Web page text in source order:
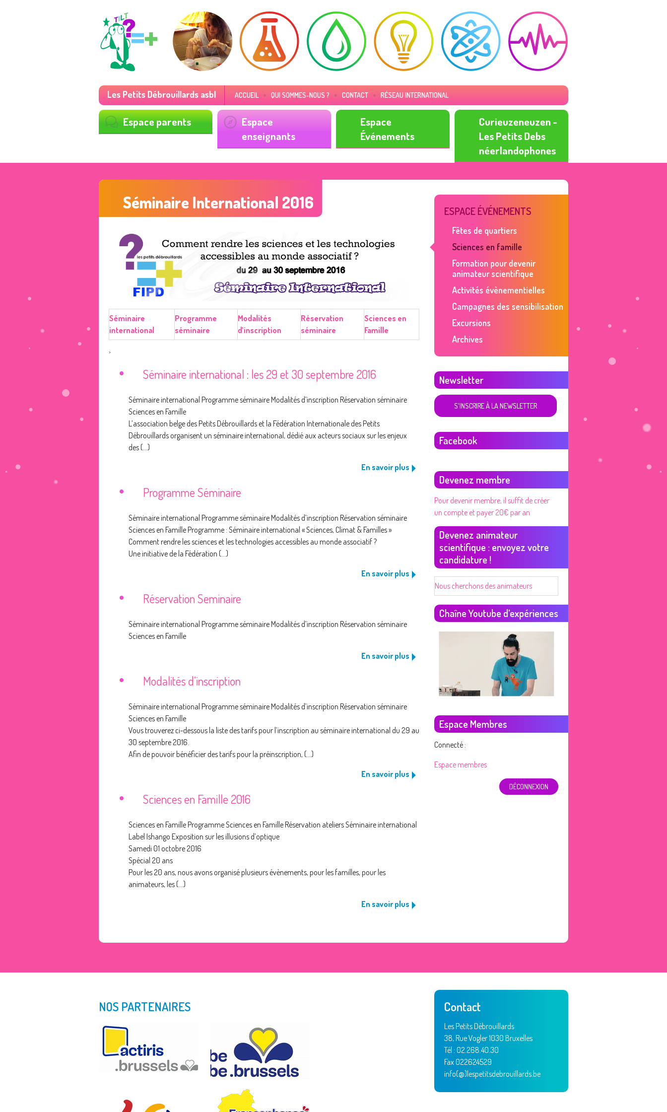
Les Petits Débrouillards asbl ACCUEIL QUI SOMMES-NOUS ? CONTACT RÉSEAU INTERNATIONAL
Espace parents
Espace
enseignants
Espace
Événements
Curieuzeneuzen -
Les Petits Debs
néerlandophones
Séminaire International 2016
Séminaire
international
Programme
séminaire
Modalités
d’inscription
Réservation
séminaire
Sciences en
Famille
>
Séminaire international : les 29 et 30 septembre 2016
Séminaire international Programme séminaire Modalités d’inscription Réservation séminaire
Sciences en Famille
L’association belge des Petits Débrouillards et la Fédération Internationale des Petits
Débrouillards organisent un séminaire international, dédié aux acteurs sociaux sur les enjeux
des (...)
En savoir plus
Programme Séminaire
Séminaire international Programme séminaire Modalités d’inscription Réservation séminaire
Sciences en Famille Programme : Séminaire international « Sciences, Climat & Familles »
Comment rendre les sciences et les technologies accessibles au monde associatif ?
Une initiative de la Fédération (...)
En savoir plus
Réservation Seminaire
Séminaire international Programme séminaire Modalités d’inscription Réservation séminaire
Sciences en Famille
En savoir plus
Modalités d’inscription
Séminaire international Programme séminaire Modalités d’inscription Réservation séminaire
Sciences en Famille
Vous trouverez ci-dessous la liste des tarifs pour l’inscription au séminaire international du 29 au
30 septembre 2016.
Afin de pouvoir bénéficier des tarifs pour la préinscription, (...)
En savoir plus
Sciences en Famille 2016
Sciences en Famille Programme Sciences en Famille Réservation ateliers Séminaire international
Label Ishango Exposition sur les illusions d’optique
Samedi 01 octobre 2016
Spécial 20 ans
Pour les 20 ans, nous avons organisé plusieurs évènements, pour les familles, pour les
animateurs, les (...)
En savoir plus
ESPACE ÉVÉNEMENTS
Fêtes de quartiers
Sciences en famille
Formation pour devenir
animateur scientifique
Activités évènementielles
Campagnes des sensibilisation
Excursions
Archives
Newsletter
S'INSCRIRE À LA NEWSLETTER
Facebook
Devenez membre
Pour devenir membre, il suffit de créer
un compte et payer 20€ par an
Devenez animateur
scientifique : envoyez votre
candidature !
Nous cherchons des animateurs
Chaîne Youtube d’expériences
Espace Membres
Connecté :
Espace membres
DÉCONNEXION
NOS PARTENAIRES Contact
Les Petits Débrouillards
38, Rue Vogler 1030 Bruxelles
Tél : 02.268.40.30
Fax 022624529
info(@)lespetitsdebrouillards.be